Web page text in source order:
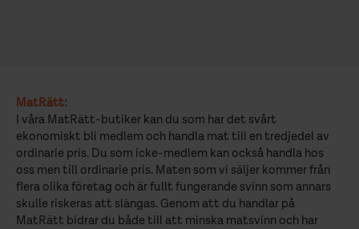
MatRätt:
I våra MatRätt-butiker kan du som har det svårt
ekonomiskt bli medlem och handla mat till en tredjedel av
ordinarie pris. Du som icke-medlem kan också handla hos
oss men till ordinarie pris. Maten som vi säljer kommer från
flera olika företag och är fullt fungerande svinn som annars
skulle riskeras att slängas. Genom att du handlar på
MatRätt bidrar du både till att minska matsvinn och har